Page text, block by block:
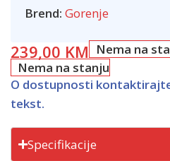
Brend: Gorenje
239,00 KM
Nema na
Nema na stanju
O dostupnosti
tekst.
Specifikacije